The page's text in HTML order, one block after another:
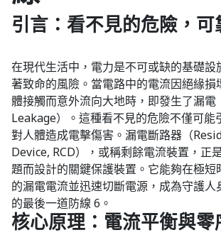
引言：看不見的危險，
在現代生活中，電力是不可或缺的基礎設
著致命的風險。當電路中的電流因絕緣損
體接觸而意外流向大地時，即發生了漏
Leakage）。這種看不見的危險不僅可能
對人體造成電擊傷害。漏電斷路器（
Device, RCD），或稱剩餘電流裝置，正
題而設計的關鍵保護裝置。它能夠在極短
的漏電電流並迅速切斷電源，成為守護人
的最後一道防線 6。
核心原理：電流平衡與零